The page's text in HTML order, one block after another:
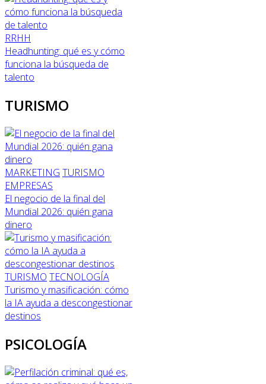
RRHH
Headhunting: qué es y cómo
funciona la búsqueda de
talento
TURISMO
MARKETING TURISMO
EMPRESAS
El negocio de la final del
Mundial 2026: quién gana
dinero
TURISMO TECNOLOGÍA
Turismo y masificación: cómo
la IA ayuda a descongestionar
destinos
PSICOLOGÍA